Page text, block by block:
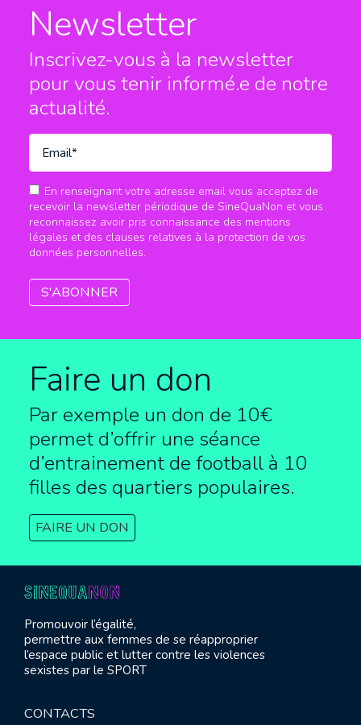
Newsletter
Inscrivez-vous à la newsletter
pour vous tenir informé.e de notre
actualité.
En renseignant votre adresse email vous acceptez de
recevoir la newsletter périodique de SineQuaNon et vous
reconnaissez avoir pris connaissance des mentions
légales et des clauses relatives à la protection de vos
données personnelles.
Faire un don
Par exemple un don de 10€
permet d’offrir une séance
d’entrainement de football à 10
filles des quartiers populaires.
FAIRE UN DON
Promouvoir l’égalité,
permettre aux femmes de se réapproprier
l’espace public et lutter contre les violences
sexistes par le SPORT
CONTACTS